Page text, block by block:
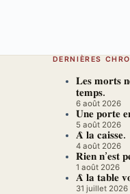
DERNIÈRES
𝐋𝐞𝐬 𝐦𝐨𝐫𝐭𝐬
𝐭𝐞𝐦𝐩𝐬.
6 août 2026
𝐔𝐧𝐞 𝐩𝐨𝐫𝐭𝐞
5 août 2026
𝐀̀ 𝐥𝐚 𝐜𝐚𝐢𝐬𝐬𝐞.
4 août 2026
𝐑𝐢𝐞𝐧 𝐧’𝐞𝐬𝐭
1 août 2026
𝐀̀ 𝐥𝐚 𝐭𝐚𝐛𝐥𝐞
31 juillet 2026